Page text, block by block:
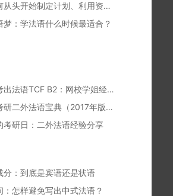
法语学习者如何从头开始制定计划、利用资源？
梦：学法语什么时候最适合？
零基础八个月考出法语TCF B2：网校学姐经验分享
《沪江法语：考研二外法语宝典（2017年版）》开放下载！
考研日：二外法语经验分享
分：到底是宾语还是状语
：怎样避免写出中式法语？